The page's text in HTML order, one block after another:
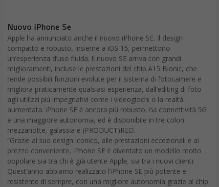
Nuovo iPhone Se
Apple ha annunciato anche il nuovo iPhone SE. Il design
compatto e robusto, insieme a iOS 15, permettono
un’esperienza d’uso fluida. Il nuovo SE arriva con grandi
miglioramenti, incluse le prestazioni del chip A15 Bionic, che
rende possibili funzioni evolute per il sistema di fotocamere e
migliora praticamente qualsiasi esperienza, dall’editing di foto
agli utilizzi più impegnativi come i videogiochi o la realtà
aumentata. iPhone SE è ancora più robusto, ha connettività 5G
e una maggiore autonomia, ed è disponibile in tre colori:
mezzanotte, galassia e (PRODUCT)RED.
“Grazie al suo design iconico, alle prestazioni eccezionali e al
prezzo conveniente, iPhone SE è diventato un modello molto
popolare sia tra chi è già utente Apple, sia tra i nuovi clienti.
Quest’anno abbiamo realizzato l’iPhone SE più potente e
resistente di sempre, con una migliore autonomia grazie al chip